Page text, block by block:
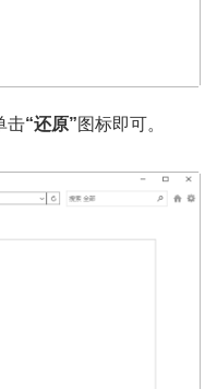
击“还原”图标即可。